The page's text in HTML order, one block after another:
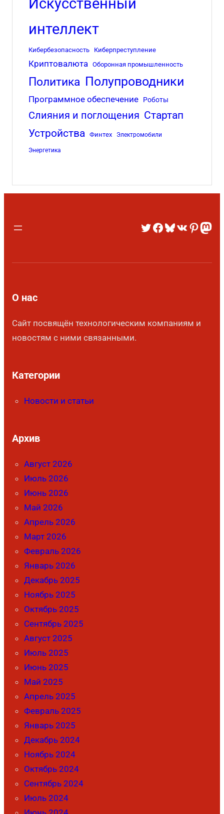
Искусственный
интеллект
Кибербезопасность Киберпреступление
Криптовалюта Оборонная промышленность
Политика Полупроводники
Программное обеспечение Роботы
Слияния и поглощения Стартап
Устройства
Финтех Электромобили
Энергетика
О нас
Сайт посвящён технологическим компаниям и
новостям с ними связанными.
Категории
Новости и статьи
Архив
Август 2026
Июль 2026
Июнь 2026
Май 2026
Апрель 2026
Март 2026
Февраль 2026
Январь 2026
Декабрь 2025
Ноябрь 2025
Октябрь 2025
Сентябрь 2025
Август 2025
Июль 2025
Июнь 2025
Май 2025
Апрель 2025
Февраль 2025
Январь 2025
Декабрь 2024
Ноябрь 2024
Октябрь 2024
Сентябрь 2024
Июль 2024